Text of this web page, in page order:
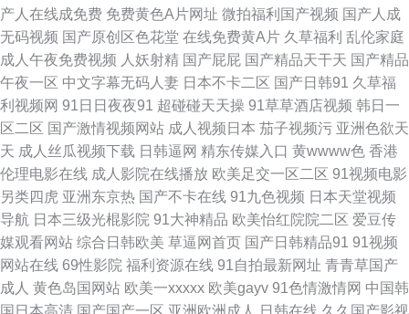
欧美日韩色情a片 日韩AV网页 亚州另类10页 91n91c 91原创视频在线 成人
AV资源 极品五月天 人妖另类区 微拍福利在线导航 中文字幕电影日本 97福
利射 成人影片金明 国产视频三级 久久福利大香蕉 欧美内射网站 日韩AV无码
网址 午夜首页日韩 最新无毒AV网 91性吧 ts陈雯雯 成人AV三级传媒 含羞草
在线 久久国产精品人夷 欧美性爱网 深夜影院 亚洲香蕉成人av 91直播啪啪
变态美女影院 豆花官网入口 黄色网业网址 欧美99导航 日韩欧美网 香蕉爱视
频 中文字幕91 91小视屏 www91操 福利爱爱网站在线 精品国产乱码 日韩理
产人在线成免费 免费黄色A片网址 微拍福利国产视频 国产人成
无码视频 国产原创区色花堂 在线免费黄A片 久草福利 乱伦家庭
成人午夜免费视频 人妖射精 国产屁屁 国产精品天干天 国产精品
午夜一区 中文字幕无码人妻 日本不卡二区 国产日韩91 久草福
利视频网 91日日夜夜91 超碰碰天天操 91草草酒店视频 韩日一
区二区 国产激情视频网站 成人视频日本 茄子视频污 亚洲色欲天
天 成人丝瓜视频下载 日韩逼网 精东传媒入口 黄wwww色 香港
伦理电影在线 成人影院在线播放 欧美足交一区二区 91视频电影
另类四虎 亚洲东京热 国产不卡在线 91九色视频 日本天堂视频
导航 日本三级光棍影院 91大神精品 欧美怡红院院二区 爱豆传
媒观看网站 综合日韩欧美 草逼网首页 国产日韩精品91 91视频
网站在线 69性影院 福利资源在线 91自拍最新网址 青青草国产
成人 黄色岛国网站 欧美一xxxxx 欧美gayv 91色情激情网 中国韩
国日本高清 国产国产一区 亚洲欧洲成人 日韩在线 久久国产影视